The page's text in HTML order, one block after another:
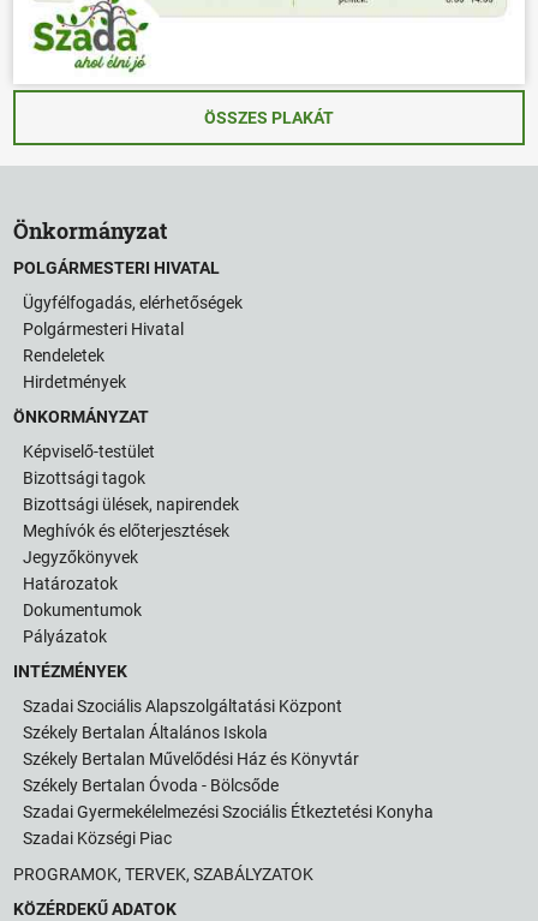
ÖSSZES PLAKÁT
Önkormányzat
POLGÁRMESTERI HIVATAL
Ügyfélfogadás, elérhetőségek
Polgármesteri Hivatal
Rendeletek
Hirdetmények
ÖNKORMÁNYZAT
Képviselő-testület
Bizottsági tagok
Bizottsági ülések, napirendek
Meghívók és előterjesztések
Jegyzőkönyvek
Határozatok
Dokumentumok
Pályázatok
INTÉZMÉNYEK
Szadai Szociális Alapszolgáltatási Központ
Székely Bertalan Általános Iskola
Székely Bertalan Művelődési Ház és Könyvtár
Székely Bertalan Óvoda - Bölcsőde
Szadai Gyermekélelmezési Szociális Étkeztetési Konyha
Szadai Községi Piac
PROGRAMOK, TERVEK, SZABÁLYZATOK
KÖZÉRDEKŰ ADATOK